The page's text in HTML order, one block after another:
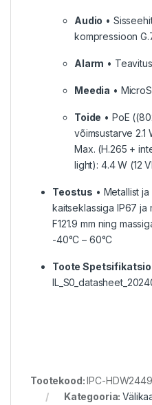
Audio •
kompressioon
Alarm •
Meedia •
Toide • PoE
võimsustarve 2.1
Max. (H.265 +
light): 4.4 W (12
Teostus • Metallist
kaitseklassiga IP67 ja
F121.9 mm ning
-40°C – 60°C
Toote
Tootekood: IPC-
Kategooria: